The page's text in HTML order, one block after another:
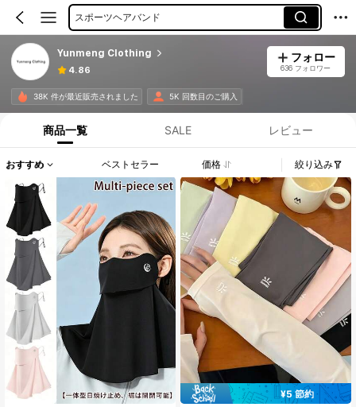
スポーツヘアバンド
Yunmeng Clothing
4.86
フォロー
636 フォロワー
38K 件が最近販売されました 5K 回数目のご購入
商品一覧 SALE レビュー
おすすめ ベストセラー 価格 絞り込み
¥5 節約